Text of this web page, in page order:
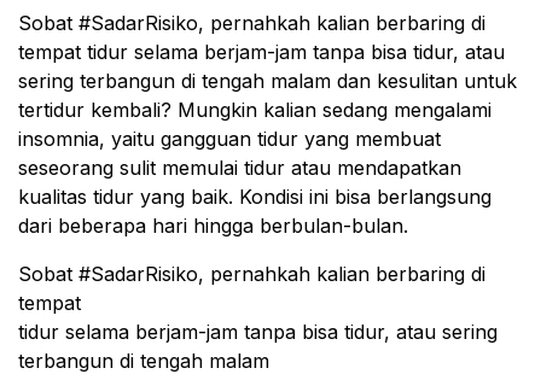
Sobat #SadarRisiko, pernahkah kalian berbaring di
tempat tidur selama berjam-jam tanpa bisa tidur, atau
sering terbangun di tengah malam dan kesulitan untuk
tertidur kembali? Mungkin kalian sedang mengalami
insomnia, yaitu gangguan tidur yang membuat
seseorang sulit memulai tidur atau mendapatkan
kualitas tidur yang baik. Kondisi ini bisa berlangsung
dari beberapa hari hingga berbulan-bulan.
Sobat #SadarRisiko, pernahkah kalian berbaring di
tempat
tidur selama berjam-jam tanpa bisa tidur, atau sering
terbangun di tengah malam